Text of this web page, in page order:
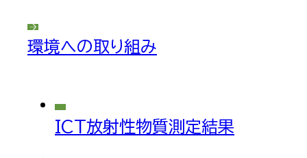
環境への取り組み
ICT放射性物質測定結果